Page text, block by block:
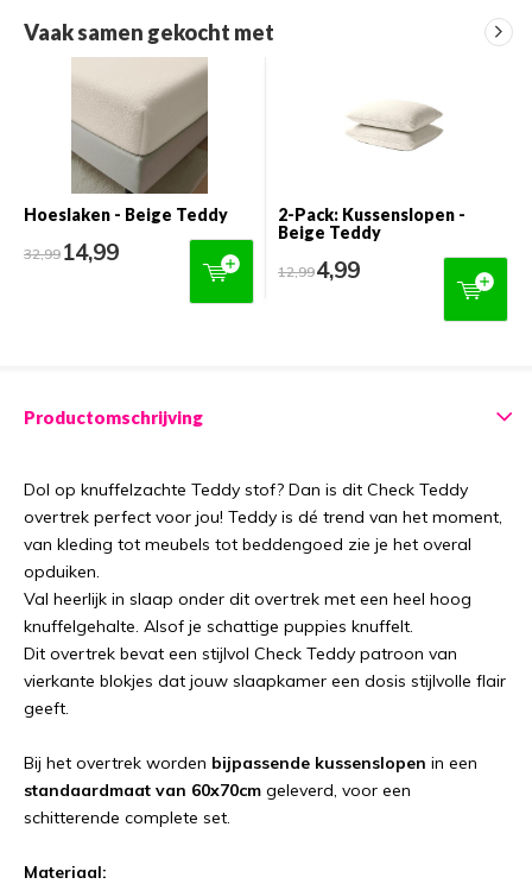
Vaak samen gekocht met
Hoeslaken - Beige Teddy
32,9914,99
2-Pack: Kussenslopen -
Beige Teddy
12,994,99
Productomschrijving
Dol op knuffelzachte Teddy stof? Dan is dit Check Teddy
overtrek perfect voor jou! Teddy is dé trend van het moment,
van kleding tot meubels tot beddengoed zie je het overal
opduiken.
Val heerlijk in slaap onder dit overtrek met een heel hoog
knuffelgehalte. Alsof je schattige puppies knuffelt.
Dit overtrek bevat een stijlvol Check Teddy patroon van
vierkante blokjes dat jouw slaapkamer een dosis stijlvolle flair
geeft.
Bij het overtrek worden bijpassende kussenslopen in een
standaardmaat van 60x70cm geleverd, voor een
schitterende complete set.
Materiaal: